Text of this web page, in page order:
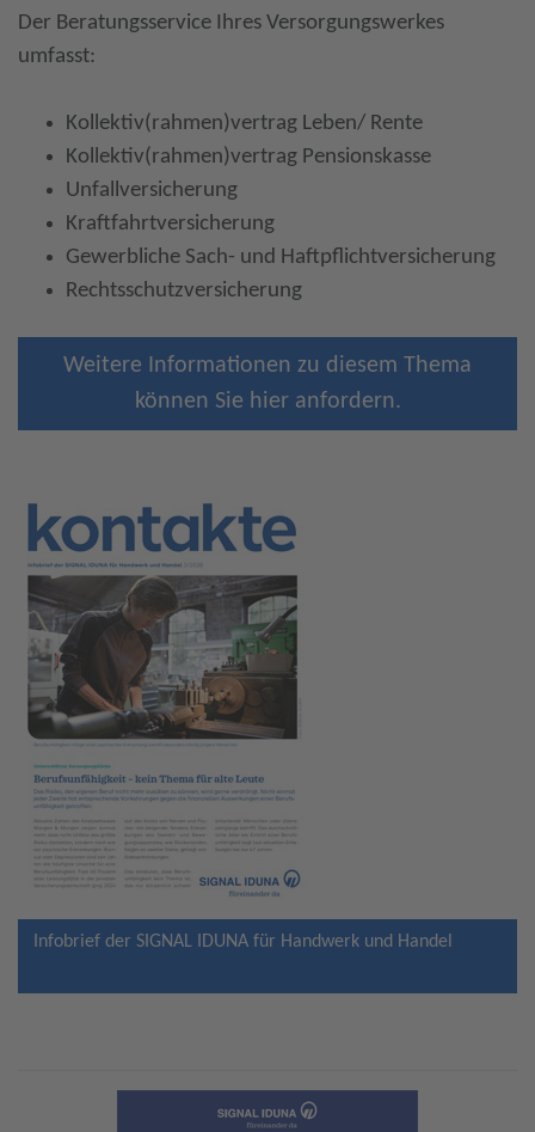
Der Beratungsservice Ihres Versorgungswerkes
umfasst:
Kollektiv(rahmen)vertrag Leben/ Rente
Kollektiv(rahmen)vertrag Pensionskasse
Unfallversicherung
Kraftfahrtversicherung
Gewerbliche Sach- und Haftpflichtversicherung
Rechtsschutzversicherung
Weitere Informationen zu diesem Thema
können Sie hier anfordern.
Infobrief der SIGNAL IDUNA für Handwerk und Handel